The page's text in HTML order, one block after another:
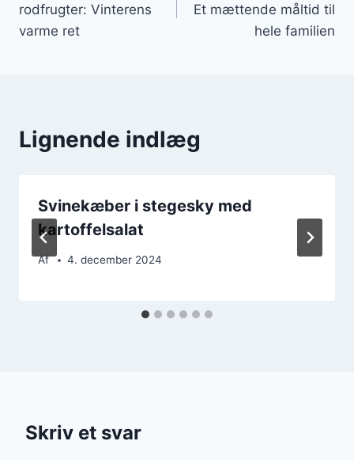
rodfrugter: Vinterens
varme ret
Et mættende måltid til
hele familien
Lignende indlæg
Svinekæber i stegesky med
kartoffelsalat
Af 4. december 2024
Skriv et svar